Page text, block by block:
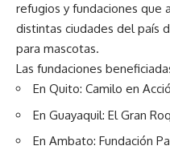
refugios y fundaciones que
distintas ciudades del país
para mascotas.
Las fundaciones
En Quito: Camilo en
En Guayaquil: El Gran
En Ambato: Fundación